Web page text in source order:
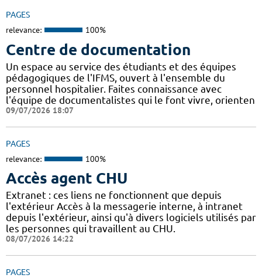
PAGES
relevance: 100%
Centre de documentation
Un espace au service des étudiants et des équipes
pédagogiques de l'IFMS, ouvert à l'ensemble du
personnel hospitalier. Faites connaissance avec
l'équipe de documentalistes qui le font vivre, orienten
09/07/2026 18:07
PAGES
relevance: 100%
Accès agent CHU
Extranet : ces liens ne fonctionnent que depuis
l'extérieur Accès à la messagerie interne, à intranet
depuis l'extérieur, ainsi qu'à divers logiciels utilisés par
les personnes qui travaillent au CHU.
08/07/2026 14:22
PAGES